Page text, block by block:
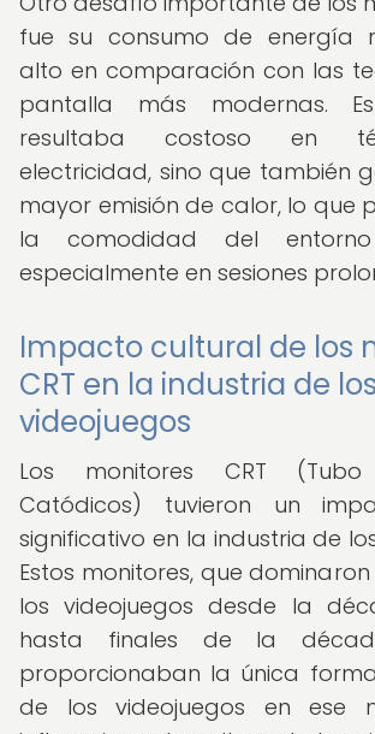
fue su consumo de energía
alto en comparación con las
pantalla más modernas.
resultaba costoso en
electricidad, sino que también
mayor emisión de calor, lo que
la comodidad del
especialmente en sesiones
Impacto cultural de los
CRT en la industria de los
videojuegos
Los monitores CRT
Catódicos) tuvieron un
significativo en la industria de
Estos monitores, que
los videojuegos desde la
hasta finales de la
proporcionaban la única
de los videojuegos en ese